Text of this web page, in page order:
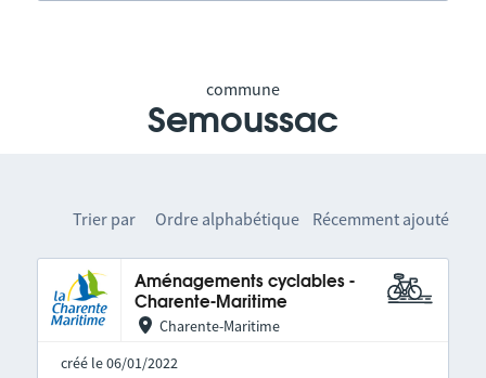
commune
Semoussac
Trier par Ordre alphabétique Récemment ajouté
Aménagements cyclables -
Charente-Maritime
Charente-Maritime
créé le 06/01/2022